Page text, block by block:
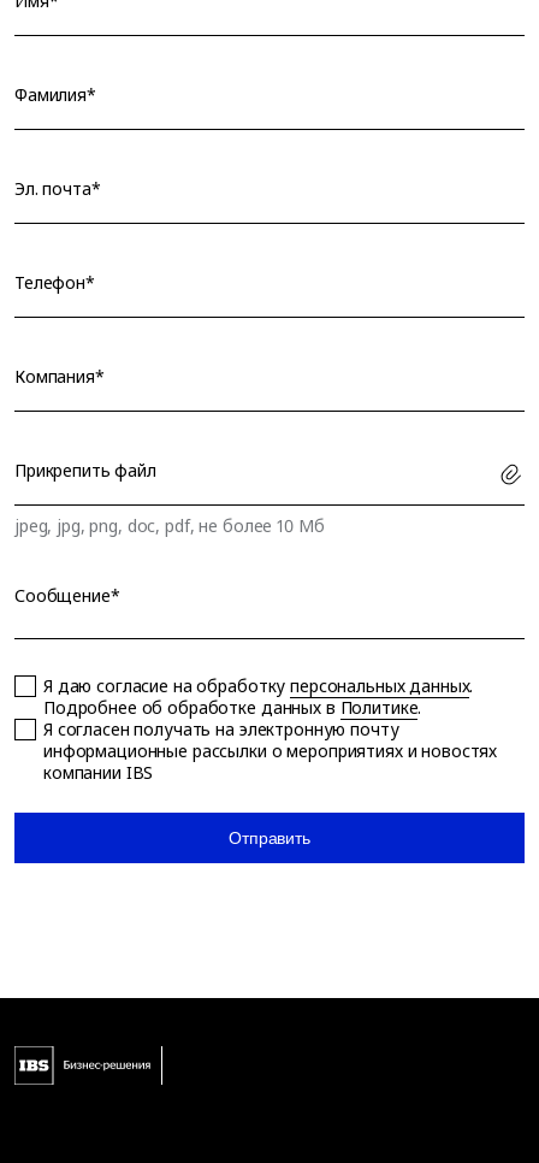
Фамилия*
Эл. почта*
Телефон*
Компания*
Прикрепить файл
jpeg, jpg, png, doc, pdf, не более 10 Мб
Сообщение*
Я даю согласие на обработкуперсональных данных.
Подробнее об обработке данных в Политике.
Я согласен получать на электронную почту
информационные рассылки о мероприятиях и новостях
компании IBS
Отправить